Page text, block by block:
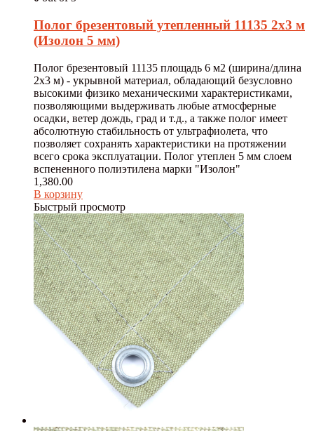
Полог брезентовый утепленный 11135 2х3 м
(Изолон 5 мм)
Полог брезентовый 11135 площадь 6 м2 (ширина/длина
2х3 м) - укрывной материал, обладающий безусловно
высокими физико механическими характеристиками,
позволяющими выдерживать любые атмосферные
осадки, ветер дождь, град и т.д., а также полог имеет
абсолютную стабильность от ультрафиолета, что
позволяет сохранять характеристики на протяжении
всего срока эксплуатации. Полог утеплен 5 мм слоем
вспененного полиэтилена марки "Изолон"
1,380.00
В корзину
Быстрый просмотр